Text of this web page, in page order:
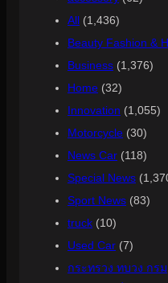
All (1,436)
Beauty Fashion &
Business (1,376)
Home (32)
Innovation (1,055)
Motorcycle (30)
News Car (118)
Special News
Sport News (83)
truck (10)
Used Car (7)
กระทรวง ทบวง กรม